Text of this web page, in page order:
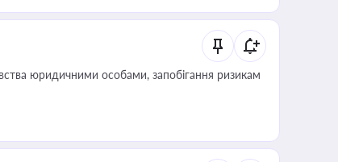
юридичними особами, запобігання ризикам